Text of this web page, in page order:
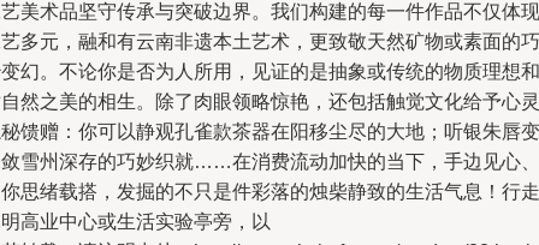
美术品坚守传承与突破边界。我们构建的每一件作品不仅体现
多元，融和有云南非遗本土艺术，更致敬天然矿物或素面的巧
幻。不论你是否为人所用，见证的是抽象或传统的物质理想和
然之美的相生。除了肉眼领略惊艳，还包括触觉文化给予心灵
馈赠：你可以静观孔雀款茶器在阳移尘尽的大地；听银朱唇变
雪州深存的巧妙织就……在消费流动加快的当下，手边见心、
思绪载搭，发掘的不只是件彩落的烛柴静致的生活气息！行走
高业中心或生活实验亭旁，以